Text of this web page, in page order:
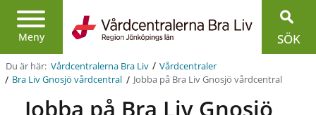
Meny
Region
Jönköpings
län
SÖK
Du är här: Vårdcentralerna Bra Liv / Vårdcentraler
/ Bra Liv Gnosjö vårdcentral / Jobba på Bra Liv Gnosjö vårdcentral
Jobba på Bra Liv Gnosjö